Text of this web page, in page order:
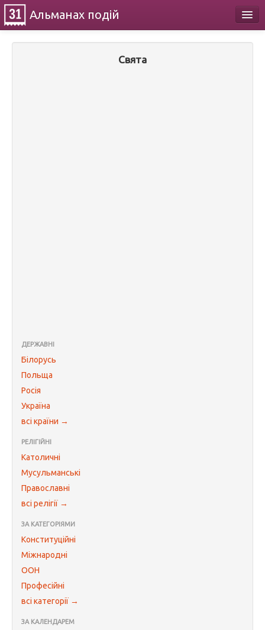
Альманах подій
Свята
ДЕРЖАВНІ
Білорусь
Польща
Росія
Україна
всі країни →
РЕЛІГІЙНІ
Католичні
Мусульманські
Православні
всі релігії →
ЗА КАТЕГОРІЯМИ
Конституційні
Міжнародні
ООН
Професійні
всі категорії →
ЗА КАЛЕНДАРЕМ